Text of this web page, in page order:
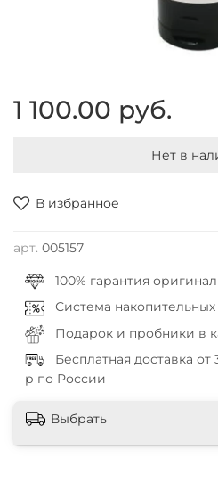
В избранное
арт. 005157
1 100.00 руб.
Нет в
100% гарантия
Система накопительных
Подарок и пробники в
Бесплатная доставка
р по России
Выбрать